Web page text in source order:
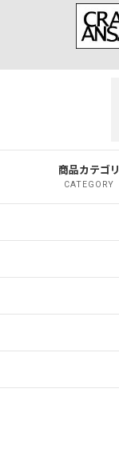
花ぶち型 9906
レトロ 1005
レトロ 傘型
商品カテゴリ
CATEGORY